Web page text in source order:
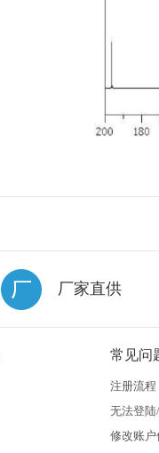
厂家直供
常见问
注册流程
无法登
修改账户